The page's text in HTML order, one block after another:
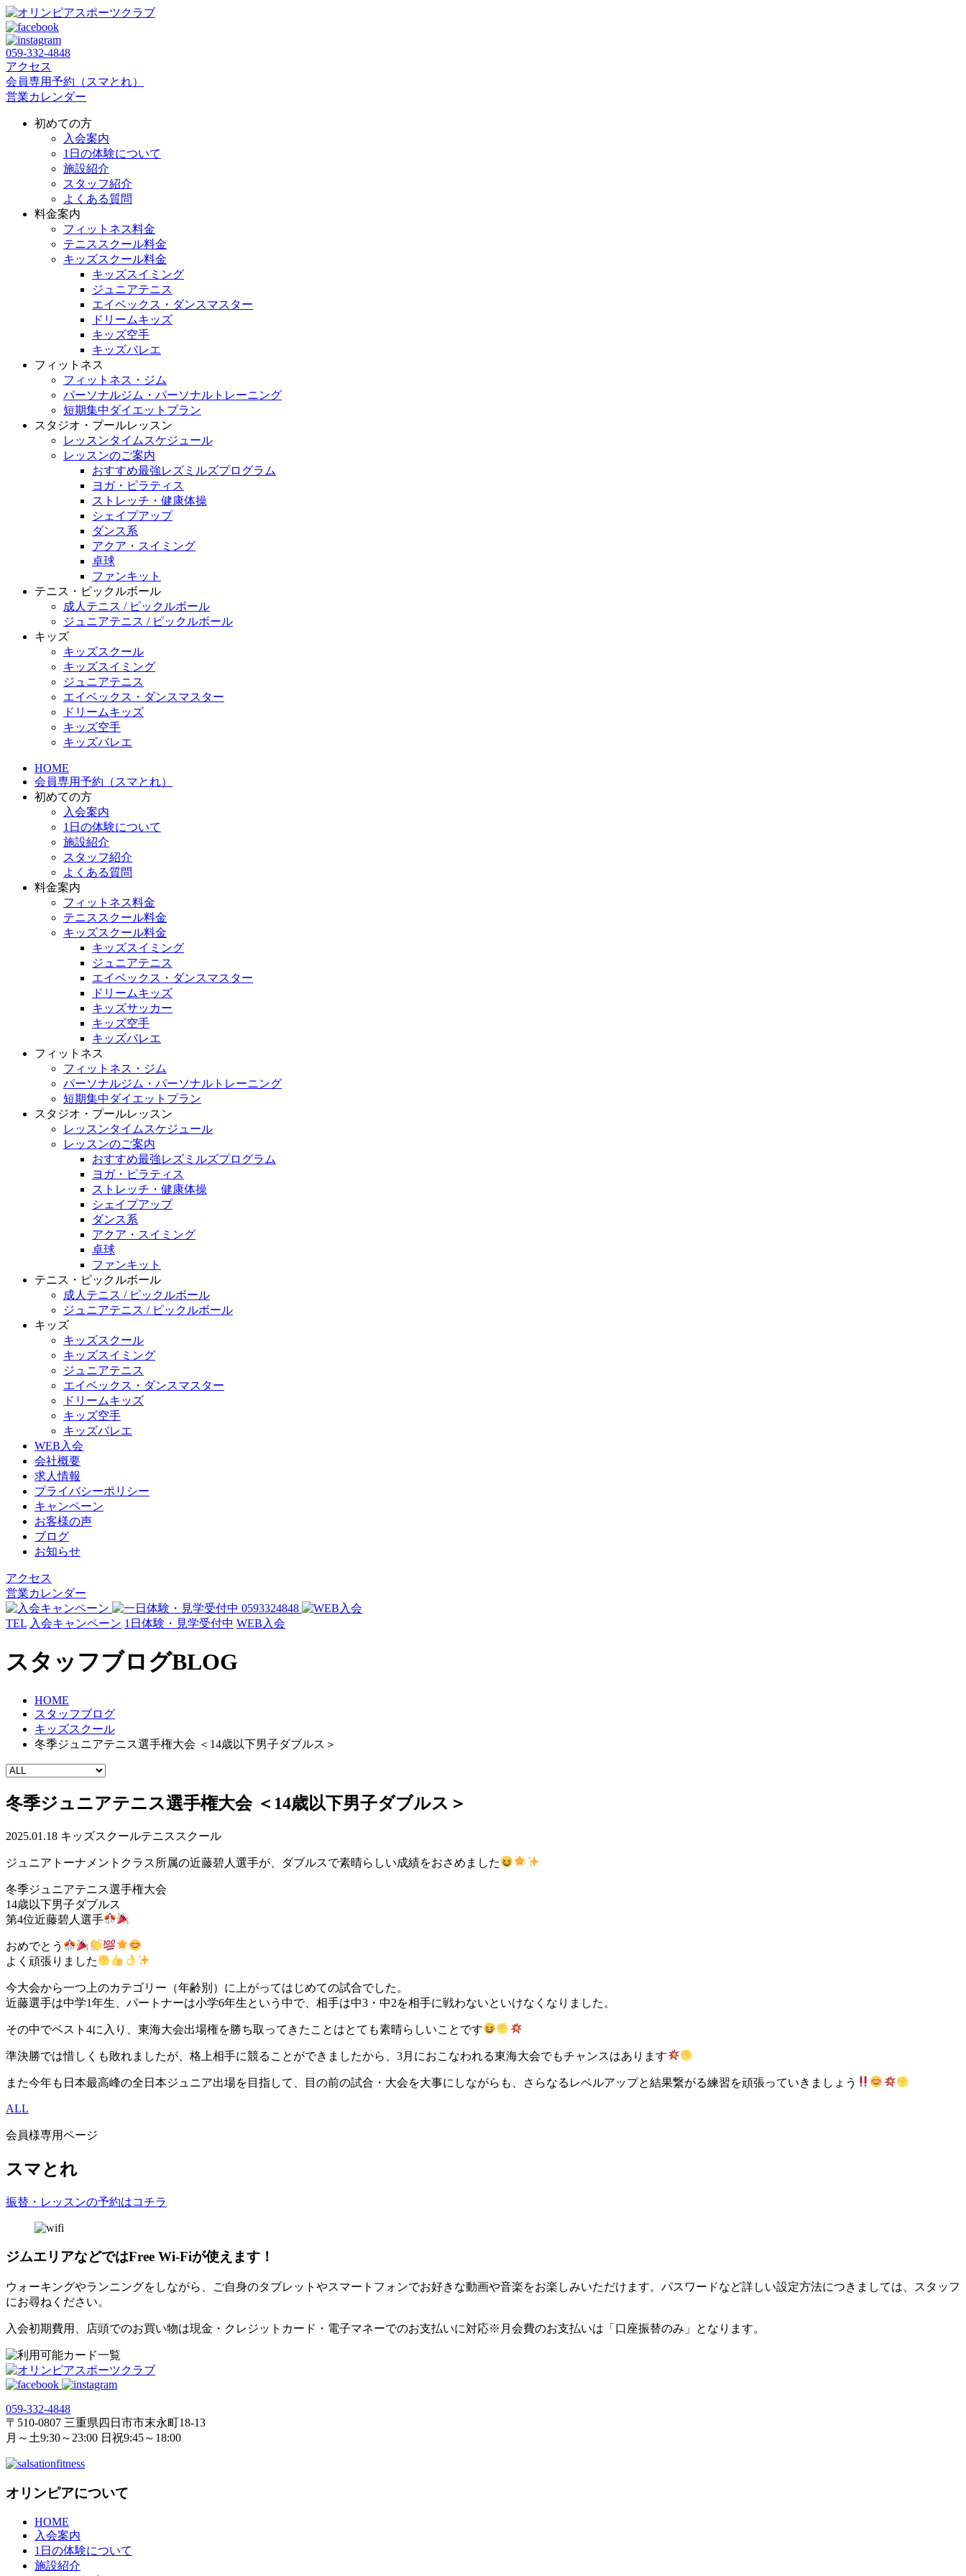
059‐332‐4848
アクセス
会員専用予約（スマとれ）
営業カレンダー
初めての方
入会案内
1日の体験について
施設紹介
スタッフ紹介
よくある質問
料金案内
フィットネス料金
テニススクール料金
キッズスクール料金
キッズスイミング
ジュニアテニス
エイベックス・ダンスマスター
ドリームキッズ
キッズ空手
キッズバレエ
フィットネス
フィットネス・ジム
パーソナルジム・パーソナルトレーニング
短期集中ダイエットプラン
スタジオ・プールレッスン
レッスンタイムスケジュール
レッスンのご案内
おすすめ最強レズミルズプログラム
ヨガ・ピラティス
ストレッチ・健康体操
シェイプアップ
ダンス系
アクア・スイミング
卓球
ファンキット
テニス・ピックルボール
成人テニス / ピックルボール
ジュニアテニス / ピックルボール
キッズ
キッズスクール
キッズスイミング
ジュニアテニス
エイベックス・ダンスマスター
ドリームキッズ
キッズ空手
キッズバレエ
HOME
会員専用予約（スマとれ）
初めての方
入会案内
1日の体験について
施設紹介
スタッフ紹介
よくある質問
料金案内
フィットネス料金
テニススクール料金
キッズスクール料金
キッズスイミング
ジュニアテニス
エイベックス・ダンスマスター
ドリームキッズ
キッズサッカー
キッズ空手
キッズバレエ
フィットネス
フィットネス・ジム
パーソナルジム・パーソナルトレーニング
短期集中ダイエットプラン
スタジオ・プールレッスン
レッスンタイムスケジュール
レッスンのご案内
おすすめ最強レズミルズプログラム
ヨガ・ピラティス
ストレッチ・健康体操
シェイプアップ
ダンス系
アクア・スイミング
卓球
ファンキット
テニス・ピックルボール
成人テニス / ピックルボール
ジュニアテニス / ピックルボール
キッズ
キッズスクール
キッズスイミング
ジュニアテニス
エイベックス・ダンスマスター
ドリームキッズ
キッズ空手
キッズバレエ
WEB入会
会社概要
求人情報
プライバシーポリシー
キャンペーン
お客様の声
ブログ
お知らせ
アクセス
営業カレンダー
TEL 入会キャンペーン 1日体験・見学受付中 WEB入会
スタッフブログBLOG
HOME
スタッフブログ
キッズスクール
冬季ジュニアテニス選手権大会 ＜14歳以下男子ダブルス＞
冬季ジュニアテニス選手権大会 ＜14歳以下男子ダブルス＞
2025.01.18 キッズスクールテニススクール
ジュニアトーナメントクラス所属の近藤碧人選手が、ダブルスで素晴らしい成績をおさめました
冬季ジュニアテニス選手権大会
14歳以下男子ダブルス
第4位近藤碧人選手
おめでとう
よく頑張りました
今大会から一つ上のカテゴリー（年齢別）に上がってはじめての試合でした。
近藤選手は中学1年生、パートナーは小学6年生という中で、相手は中3・中2を相手に戦わないといけなくなりました。
その中でベスト4に入り、東海大会出場権を勝ち取ってきたことはとても素晴らしいことです
準決勝では惜しくも敗れましたが、格上相手に競ることができましたから、3月におこなわれる東海大会でもチャンスはあります
また今年も日本最高峰の全日本ジュニア出場を目指して、目の前の試合・大会を大事にしながらも、さらなるレベルアップと結果繋がる練習を頑張っていきましょう
ALL
会員様専用ページ
スマとれ
振替・レッスンの予約はコチラ
ジムエリアなどではFree Wi-Fiが使えます！
ウォーキングやランニングをしながら、ご自身のタブレットやスマートフォンでお好きな動画や音楽をお楽しみいただけます。パスワードなど詳しい設定方法につきましては、スタッフ
にお尋ねください。
入会初期費用、店頭でのお買い物は現金・クレジットカード・電子マネーでのお支払いに対応※月会費のお支払いは「口座振替のみ」となります。
059‐332‐4848
〒510-0807 三重県四日市市末永町18‐13
月～土9:30～23:00 日祝9:45～18:00
オリンピアについて
HOME
入会案内
1日の体験について
施設紹介